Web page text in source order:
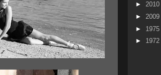
► 2010
► 2009
► 1975
► 1972